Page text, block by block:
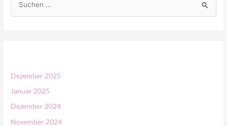
n
n
a
Dezember 2025
Januar 2025
Dezember 2024
November 2024